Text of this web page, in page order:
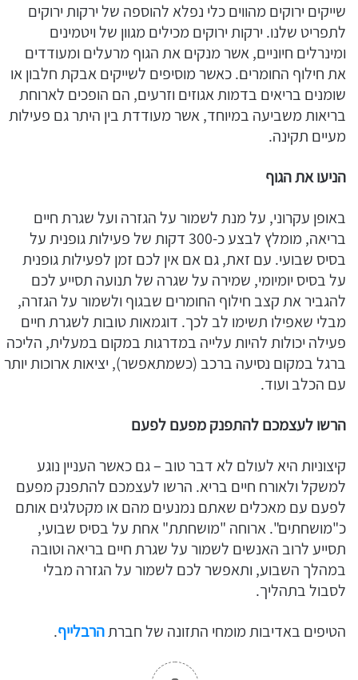
שייקים ירוקים מהווים כלי נפלא להוספה של ירקות ירוקים
לתפריט שלנו. ירקות ירוקים מכילים מגוון של ויטמינים
ומינרלים חיוניים, אשר מנקים את הגוף מרעלים ומעודדים
את חילוף החומרים. כאשר מוסיפים לשייקים אבקת חלבון או
שומנים בריאים בדמות אגוזים וזרעים, הם הופכים לארוחת
בריאות משביעה במיוחד, אשר מעודדת בין היתר גם פעילות
מעיים תקינה.
הניעו את הגוף
באופן עקרוני, על מנת לשמור על הגזרה ועל שגרת חיים
בריאה, מומלץ לבצע כ-300 דקות של פעילות גופנית על
בסיס שבועי. עם זאת, גם אם אין לכם זמן לפעילות גופנית
על בסיס יומיומי, שמירה על שגרה של תנועה תסייע לכם
להגביר את קצב חילוף החומרים שבגוף ולשמור על הגזרה,
מבלי שאפילו תשימו לב לכך. דוגמאות טובות לשגרת חיים
פעילה יכולות להיות עלייה במדרגות במקום במעלית, הליכה
ברגל במקום נסיעה ברכב (כשמתאפשר), יציאות ארוכות יותר
עם הכלב ועוד.
הרשו לעצמכם להתפנק מפעם לפעם
קיצוניות היא לעולם לא דבר טוב – גם כאשר העניין נוגע
למשקל ולאורח חיים בריא. הרשו לעצמכם להתפנק מפעם
לפעם עם מאכלים שאתם נמנעים מהם או מקטלגים אותם
כ"מושחתים". ארוחה "מושחתת" אחת על בסיס שבועי,
תסייע לרוב האנשים לשמור על שגרת חיים בריאה וטובה
במהלך השבוע, ותאפשר לכם לשמור על הגזרה מבלי
לסבול בתהליך.
הטיפים באדיבות מומחי התזונה של חברתהרבלייף.